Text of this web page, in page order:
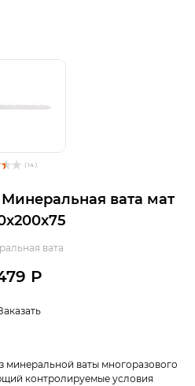
( 14 )
вата мат
вата
Р
ваты многоразового
контролируемые условия